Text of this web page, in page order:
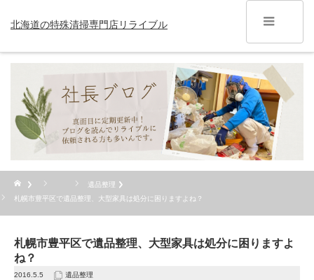
北海道の特殊清掃専門店リライブル
遺品整理
札幌市豊平区で遺品整理、大型家具は処分に困りますよね？
札幌市豊平区で遺品整理、大型家具は処分に困りますよ
ね？
2016.5.5 遺品整理